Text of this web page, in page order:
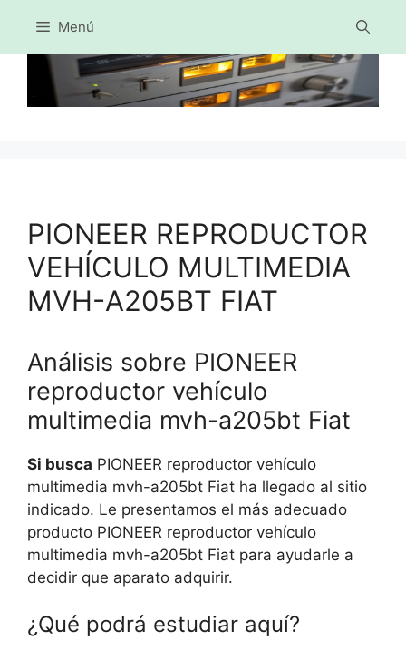
Saltar
al
contenido
Menú
PIONEER REPRODUCTOR
VEHÍCULO MULTIMEDIA
MVH-A205BT FIAT
Análisis sobre PIONEER
reproductor vehículo
multimedia mvh-a205bt Fiat
Si busca PIONEER reproductor vehículo
multimedia mvh-a205bt Fiat ha llegado al sitio
indicado. Le presentamos el más adecuado
producto PIONEER reproductor vehículo
multimedia mvh-a205bt Fiat para ayudarle a
decidir que aparato adquirir.
¿Qué podrá estudiar aquí?